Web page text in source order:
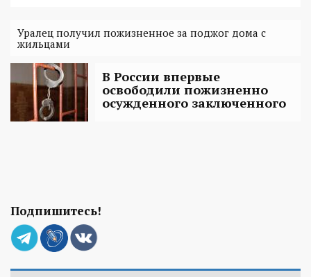
Уралец получил пожизненное за поджог дома с
жильцами
В России впервые
освободили пожизненно
осужденного заключенного‍
Подпишитесь!